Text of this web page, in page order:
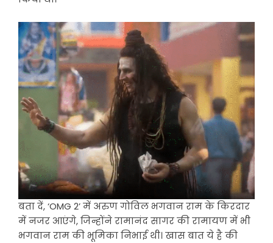
बता दें, ‘OMG 2’ में अरुण गोविल भगवान राम के किरदार
में नजर आएंगे, जिन्होंने रामानंद सागर की रामायण में भी
भगवान राम की भूमिका निभाई थी। खास बात ये है की